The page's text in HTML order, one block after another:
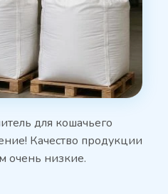
для кошачьего
Качество продукции
очень низкие.